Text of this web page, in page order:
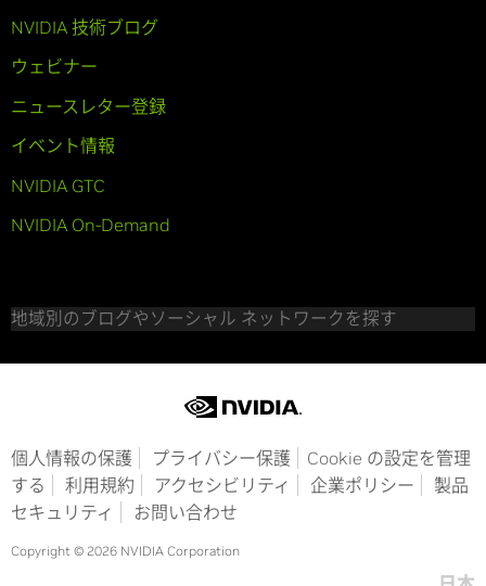
NVIDIA 技術ブログ
ウェビナー
ニュースレター登録
イベント情報
NVIDIA GTC
NVIDIA On-Demand
地域別のブログやソーシャル ネットワークを探す
個人情報の保護 プライバシー保護
Cookie の設定を管理
する
利用規約 アクセシビリティ 企業ポリシー
製品
セキュリティ
お問い合わせ
Copyright © 2026 NVIDIA Corporation